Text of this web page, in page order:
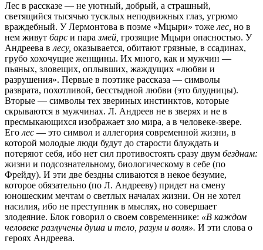
Лес в рассказе — не уютный, добрый, а страшный,
светящийся тысячью тусклых неподвижных глаз, угрюмо
враждебный. У Лермонтова в поэме «Мцыри» тоже лес, но в
нем живут барс и паразмей, грозящие Мцыри опасностью. У
Андреева в лесу, оказывается, обитают грязные, в ссадинах,
грубо хохочущие женщины. Их много, как и мужчин —
пьяных, зловещих, оплывших, жаждущих «любви и
разрушения». Первые в поэтике рассказа — символы
разврата, похотливой, бесстыдной любви (это блудницы).
Вторые — символы тех звериных инстинктов, которые
скрываются в мужчинах. Л. Андреев не в зверях и не в
пресмыкающихся изображаетзло мира, а в человеке-звере.
Его лес — это символ и аллегория современной жизни, в
которой молодые люди будут до старости блуждать и
потеряют себя, ибо нет сил противостоять сразу двум безднам:
жизни и подсознательному, биологическому в себе (по
Фрейду). И эти две бездны сливаются в некое безумие,
которое обязательно (по Л. Андрееву) придет на смену
юношеским мечтам о светлых началах жизни. Он не хотел
насилия, ибо не преступник в мыслях, но совершает
злодеяние. Блок говорил о своем современнике: «В каждом
человеке разлучены душа и тело, разум и воля». И эти слова о
героях Андреева.